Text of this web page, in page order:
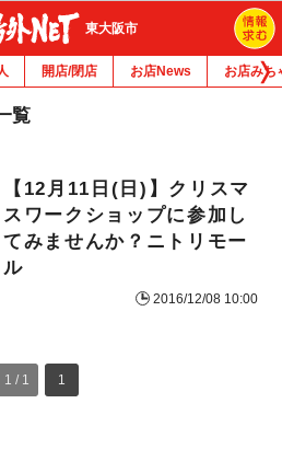
東大阪市
開店/閉店 お店News お店みち
覧
【12月11日(日)】クリスマ
スワークショップに参加し
てみませんか？ニトリモー
ル
2016/12/08 10:00
1 / 1 1